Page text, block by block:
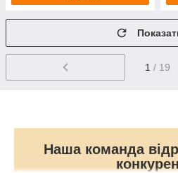
1 / 19
Наша команда